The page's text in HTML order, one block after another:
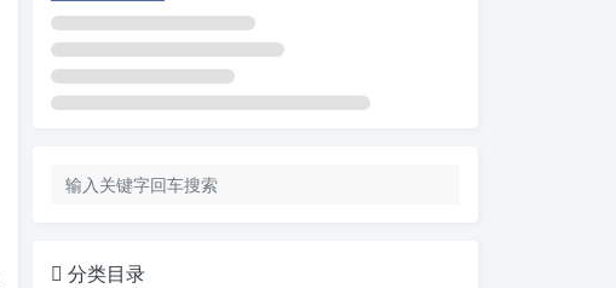
分类目录